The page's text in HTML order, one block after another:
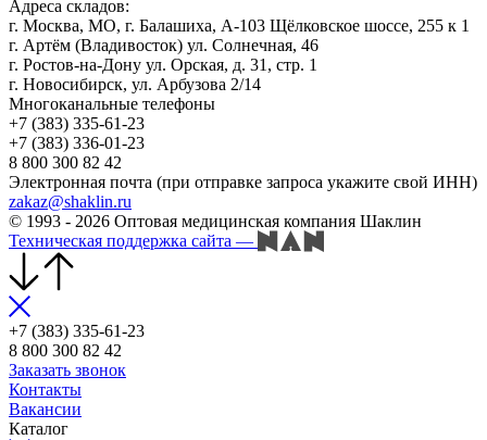
Адреса складов:
г. Москва, МО, г. Балашиха, А-103 Щёлковское шоссе, 255 к 1
г. Артём (Владивосток) ул. Солнечная, 46
г. Ростов-на-Дону ул. Орская, д. 31, стр. 1
г. Новосибирск, ул. Арбузова 2/14
Многоканальные телефоны
+7 (383) 335-61-23
+7 (383) 336-01-23
8 800 300 82 42
Электронная почта (при отправке запроса укажите свой ИНН)
zakaz@shaklin.ru
© 1993 - 2026 Оптовая медицинская компания Шаклин
Техническая поддержка сайта —
+7 (383) 335-61-23
8 800 300 82 42
Заказать звонок
Контакты
Вакансии
Каталог